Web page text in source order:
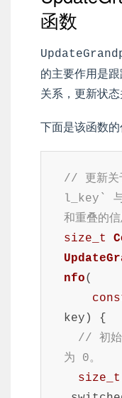
函数
的主要作用是
关系，更新状态
下面是该函数的
// 更新关
l_key` 与
和重叠的信
size_t
nfo(
key)
{
// 初始
为 0。
size_t